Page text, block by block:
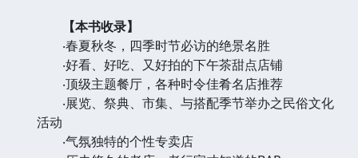
【本书收录】
‧春夏秋冬，四季时节必访的绝景名胜
‧好看、好吃、又好拍的下午茶甜点店铺
‧顶级主题餐厅，各种时令佳肴名店推荐
‧展览、祭典、市集、与搭配季节举办之民俗文化
活动
‧气氛独特的个性专卖店